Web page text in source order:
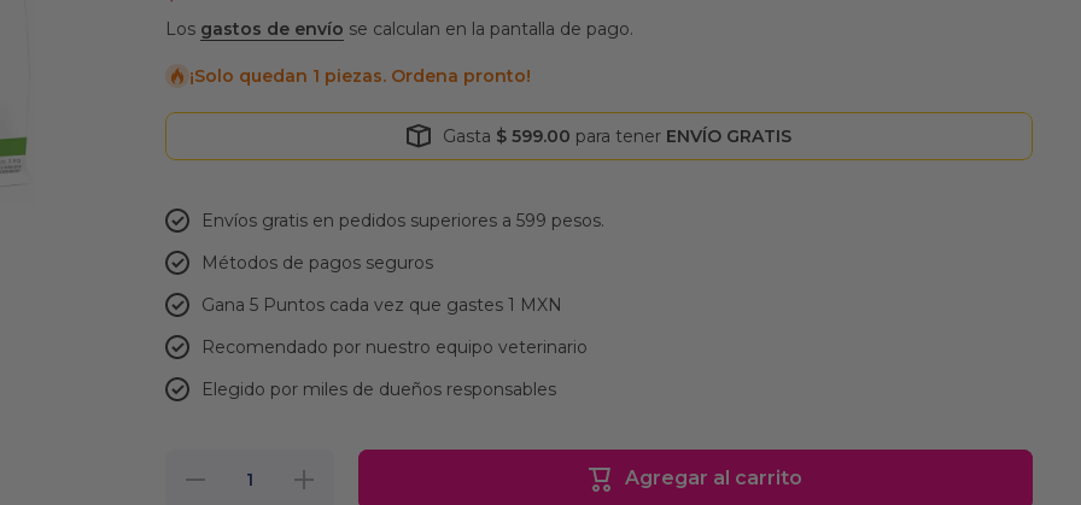
Los gastos de envío se calculan en la pantalla de pago.
¡Solo quedan 1 piezas. Ordena pronto!
Gasta $ 599.00 para tener ENVÍO GRATIS
Envíos gratis en pedidos superiores a 599 pesos.
Métodos de pagos seguros
Gana 5 Puntos cada vez que gastes 1 MXN
Recomendado por nuestro equipo veterinario
Elegido por miles de dueños responsables
Reducir
Aumentar
cantidad
Agregar al carrito